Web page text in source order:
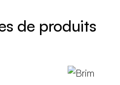
de produits